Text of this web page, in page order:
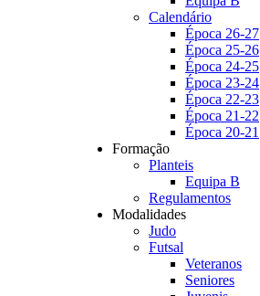
Calendário
Época 26-27
Época 25-26
Época 24-25
Época 23-24
Época 22-23
Época 21-22
Época 20-21
Formação
Planteis
Equipa B
Regulamentos
Modalidades
Judo
Futsal
Veteranos
Seniores